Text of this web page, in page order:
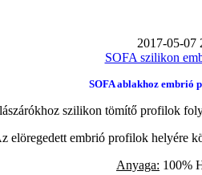
2017-05-07
SOFA szilikon
SOFA ablakhoz embrió
szilikon tömítő profilok
elöregedett embrió profilok helyére
Anyaga: 100%